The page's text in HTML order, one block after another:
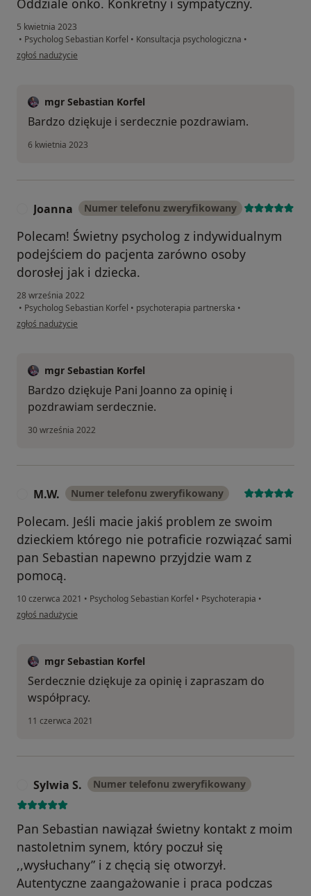
Oddziale onko. Konkretny i sympatyczny.
5 kwietnia 2023
• Psycholog Sebastian Korfel • Konsultacja psychologiczna •
w opinii użytkownika Pacjent
zgłoś nadużycie
mgr Sebastian Korfel
Bardzo dziękuje i serdecznie pozdrawiam.
6 kwietnia 2023
Joanna Numer telefonu zweryfikowany
Polecam! Świetny psycholog z indywidualnym
podejściem do pacjenta zarówno osoby
dorosłej jak i dziecka.
28 września 2022
• Psycholog Sebastian Korfel • psychoterapia partnerska •
w opinii użytkownika Joanna
zgłoś nadużycie
mgr Sebastian Korfel
Bardzo dziękuje Pani Joanno za opinię i
pozdrawiam serdecznie.
30 września 2022
M.W. Numer telefonu zweryfikowany
Polecam. Jeśli macie jakiś problem ze swoim
dzieckiem którego nie potraficie rozwiązać sami
pan Sebastian napewno przyjdzie wam z
pomocą.
10 czerwca 2021 • Psycholog Sebastian Korfel • Psychoterapia •
w opinii użytkownika M.W.
zgłoś nadużycie
mgr Sebastian Korfel
Serdecznie dziękuje za opinię i zapraszam do
współpracy.
11 czerwca 2021
Sylwia S. Numer telefonu zweryfikowany
Pan Sebastian nawiązał świetny kontakt z moim
nastoletnim synem, który poczuł się
,,wysłuchany” i z chęcią się otworzył.
Autentyczne zaangażowanie i praca podczas